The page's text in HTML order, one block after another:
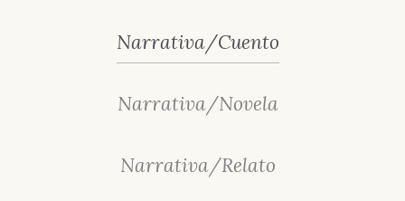
Narrativa/Cuento
Narrativa/Novela
Narrativa/Relato